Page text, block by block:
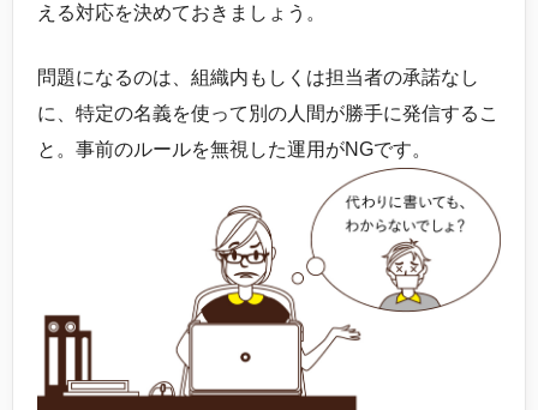
える対応を決めておきましょう。
問題になるのは、組織内もしくは担当者の承諾なし
に、特定の名義を使って別の人間が勝手に発信するこ
と。事前のルールを無視した運用がNGです。